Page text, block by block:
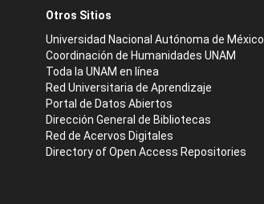
Otros Sitios
Universidad Nacional Autónoma de México
Coordinación de Humanidades UNAM
Toda la UNAM en línea
Red Universitaria de Aprendizaje
Portal de Datos Abiertos
Dirección General de Bibliotecas
Red de Acervos Digitales
Directory of Open Access Repositories